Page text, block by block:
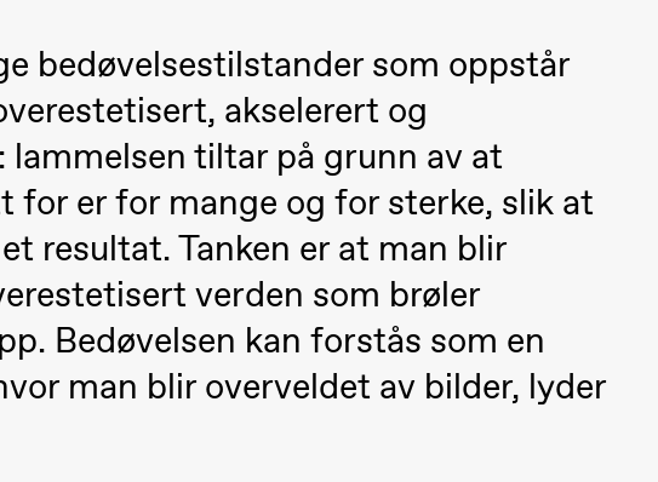
scene (Black Box teater)
(Black Box teater)
bedøvelsestilstander som oppstår
akselerert og
tiltar på grunn av at
er for mange og for sterke, slik at
resultat. Tanken er at man blir
verden som brøler
Bedøvelsen kan forstås som en
man blir overveldet av bilder, lyder